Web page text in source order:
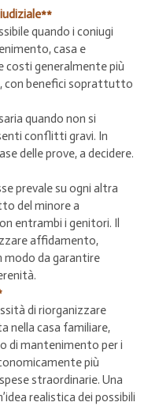
quando i coniugi
casa e
costi generalmente più
con benefici soprattutto
quando non si
conflitti gravi. In
delle prove, a decidere.
prevale su ogni altra
del minore a
entrambi i genitori. Il
affidamento,
da garantire
di riorganizzare
nella casa familiare,
di mantenimento per i
più
straordinarie. Una
realistica dei possibili